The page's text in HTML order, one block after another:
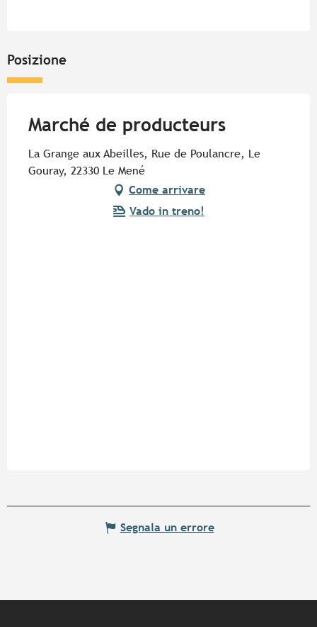
Posizione
Marché de producteurs
La Grange aux Abeilles, Rue de Poulancre, Le
Gouray, 22330 Le Mené
Come arrivare
Vado in treno!
Segnala un errore